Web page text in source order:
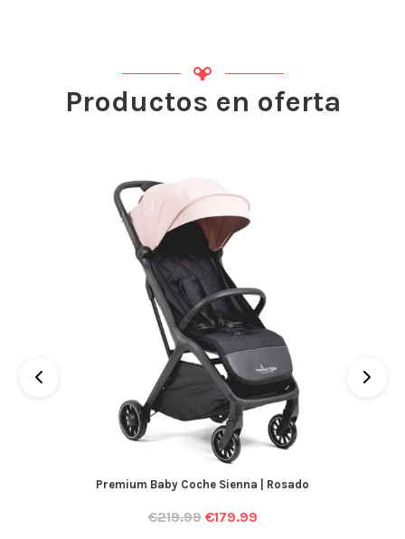
Productos en oferta
Premium Baby Coche Sienna | Rosado
€219.99 €179.99